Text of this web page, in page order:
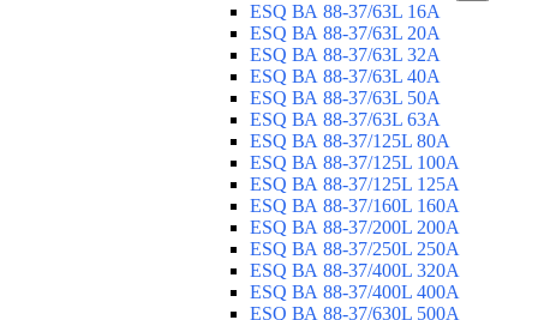
ESQ ВА 88-37/63L 16A
ESQ ВА 88-37/63L 20A
ESQ ВА 88-37/63L 32A
ESQ ВА 88-37/63L 40A
ESQ ВА 88-37/63L 50A
ESQ ВА 88-37/63L 63A
ESQ ВА 88-37/125L 80A
ESQ ВА 88-37/125L 100A
ESQ ВА 88-37/125L 125A
ESQ ВА 88-37/160L 160A
ESQ ВА 88-37/200L 200A
ESQ ВА 88-37/250L 250A
ESQ ВА 88-37/400L 320A
ESQ ВА 88-37/400L 400A
ESQ ВА 88-37/630L 500A